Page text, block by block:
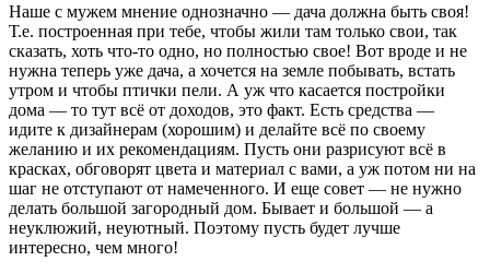
Наше с мужем мнение однозначно — дача должна быть своя!
Т.е. построенная при тебе, чтобы жили там только свои, так
сказать, хоть что-то одно, но полностью свое! Вот вроде и не
нужна теперь уже дача, а хочется на земле побывать, встать
утром и чтобы птички пели. А уж что касается постройки
дома — то тут всё от доходов, это факт. Есть средства —
идите к дизайнерам (хорошим) и делайте всё по своему
желанию и их рекомендациям. Пусть они разрисуют всё в
красках, обговорят цвета и материал с вами, а уж потом ни на
шаг не отступают от намеченного. И еще совет — не нужно
делать большой загородный дом. Бывает и большой — а
неуклюжий, неуютный. Поэтому пусть будет лучше
интересно, чем много!